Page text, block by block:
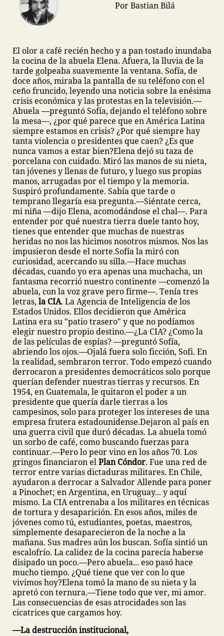
Por Bastian Bilá
El olor a café recién hecho y a pan tostado inundaba
la cocina de la abuela Elena. Afuera, la lluvia de la
tarde golpeaba suavemente la ventana. Sofía, de
doce años, miraba la pantalla de su teléfono con el
ceño fruncido, leyendo una noticia sobre la enésima
crisis económica y las protestas en la televisión.—
Abuela —preguntó Sofía, dejando el teléfono sobre
la mesa—, ¿por qué parece que en América Latina
siempre estamos en crisis? ¿Por qué siempre hay
tanta violencia o presidentes que caen? ¿Es que
nunca vamos a estar bien?Elena dejó su taza de
porcelana con cuidado. Miró las manos de su nieta,
tan jóvenes y llenas de futuro, y luego sus propias
manos, arrugadas por el tiempo y la memoria.
Suspiró profundamente. Sabía que tarde o
temprano llegaría esa pregunta.—Siéntate cerca,
mi niña —dijo Elena, acomodándose el chal—. Para
entender por qué nuestra tierra duele tanto hoy,
tienes que entender que muchas de nuestras
heridas no nos las hicimos nosotros mismos. Nos las
impusieron desde el norte.Sofía la miró con
curiosidad, acercando su silla.—Hace muchas
décadas, cuando yo era apenas una muchacha, un
fantasma recorrió nuestro continente —comenzó la
abuela, con la voz grave pero firme—. Tenía tres
letras, la CIA. La Agencia de Inteligencia de los
Estados Unidos. Ellos decidieron que América
Latina era su "patio trasero" y que no podíamos
elegir nuestro propio destino.—¿La CIA? ¿Como la
de las películas de espías? —preguntó Sofía,
abriendo los ojos.—Ojalá fuera solo ficción, Sofi. En
la realidad, sembraron terror. Todo empezó cuando
derrocaron a presidentes democráticos solo porque
querían defender nuestras tierras y recursos. En
1954, en Guatemala, le quitaron el poder a un
presidente que quería darle tierras a los
campesinos, solo para proteger los intereses de una
empresa frutera estadounidense.Dejaron al país en
una guerra civil que duró décadas. La abuela tomó
un sorbo de café, como buscando fuerzas para
continuar.—Pero lo peor vino en los años 70. Los
gringos financiaron elPlan Cóndor. Fue una red de
terror entre varias dictaduras militares. En Chile,
ayudaron a derrocar a Salvador Allende para poner
a Pinochet; en Argentina, en Uruguay... y aquí
mismo. La CIA entrenaba a los militares en técnicas
de tortura y desaparición. En esos años, miles de
jóvenes como tú, estudiantes, poetas, maestros,
simplemente desaparecieron de la noche a la
mañana. Sus madres aún los buscan. Sofía sintió un
escalofrío. La calidez de la cocina parecía haberse
disipado un poco.—Pero abuela... eso pasó hace
mucho tiempo. ¿Qué tiene que ver con lo que
vivimos hoy?Elena tomó la mano de su nieta y la
apretó con ternura.—Tiene todo que ver, mi amor.
Las consecuencias de esas atrocidades son las
cicatrices que cargamos hoy.
—La destrucción institucional,